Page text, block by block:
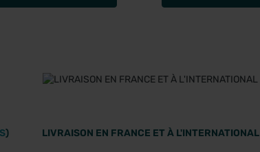
) LIVRAISON EN FRANCE ET À L'INTERNATIONAL